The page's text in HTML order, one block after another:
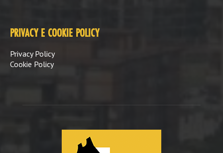
PRIVACY E COOKIE POLICY
Privacy Policy
Cookie Policy